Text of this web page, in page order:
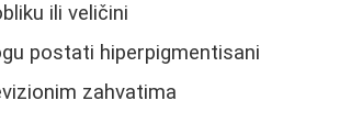
ili veličini
postati hiperpigmentisani
zahvatima